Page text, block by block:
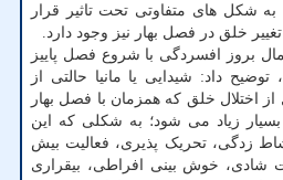
شکل های متفاوتی تحت تاثیر قرار
خلق در فصل بهار نیز وجود دارد.
بروز افسردگی با شروع فصل پاییز
داد: شیدایی یا مانیا حالتی از
اختلال خلق که همزمان با فصل بهار
زیاد می شود؛ به شکلی که این
نشاط زدگی، تحریک پذیری، فعالیت بیش
شادی، خوش بینی افراطی، بیقراری